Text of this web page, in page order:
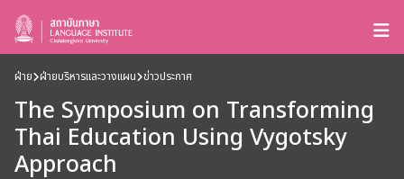
ฝ่าย ฝ่ายบริหารและวางแผน ข่าวประกาศ
The Symposium on Transforming
Thai Education Using Vygotsky
Approach